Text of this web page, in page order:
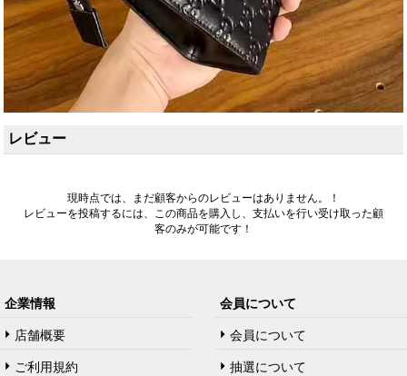
レビュー
現時点では、まだ顧客からのレビューはありません。！
レビューを投稿するには、この商品を購入し、支払いを行い受け取った顧
客のみが可能です！
企業情報
店舗概要
ご利用規約
会員について
会員について
抽選について